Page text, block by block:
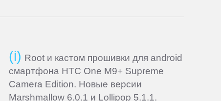
Root и кастом прошивки для android
смартфона HTC One M9+ Supreme
Camera Edition. Новые версии
Marshmallow 6.0.1 и Lollipop 5.1.1.